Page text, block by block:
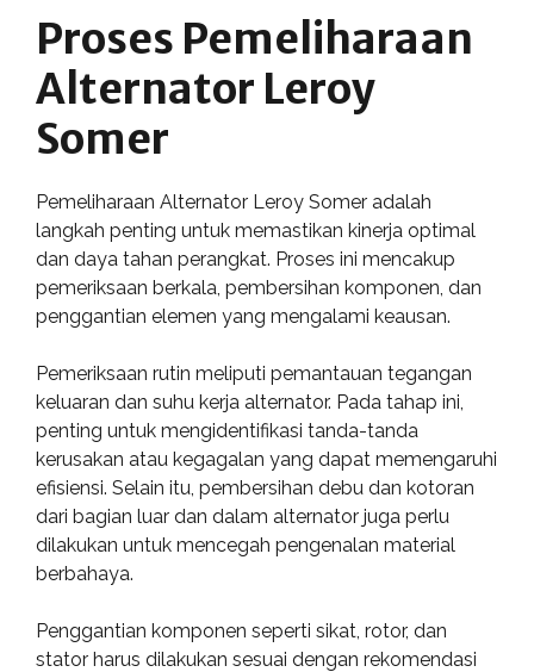
Proses Pemeliharaan
Alternator Leroy
Somer
Pemeliharaan Alternator Leroy Somer adalah
langkah penting untuk memastikan kinerja optimal
dan daya tahan perangkat. Proses ini mencakup
pemeriksaan berkala, pembersihan komponen, dan
penggantian elemen yang mengalami keausan.
Pemeriksaan rutin meliputi pemantauan tegangan
keluaran dan suhu kerja alternator. Pada tahap ini,
penting untuk mengidentifikasi tanda-tanda
kerusakan atau kegagalan yang dapat memengaruhi
efisiensi. Selain itu, pembersihan debu dan kotoran
dari bagian luar dan dalam alternator juga perlu
dilakukan untuk mencegah pengenalan material
berbahaya.
Penggantian komponen seperti sikat, rotor, dan
stator harus dilakukan sesuai dengan rekomendasi